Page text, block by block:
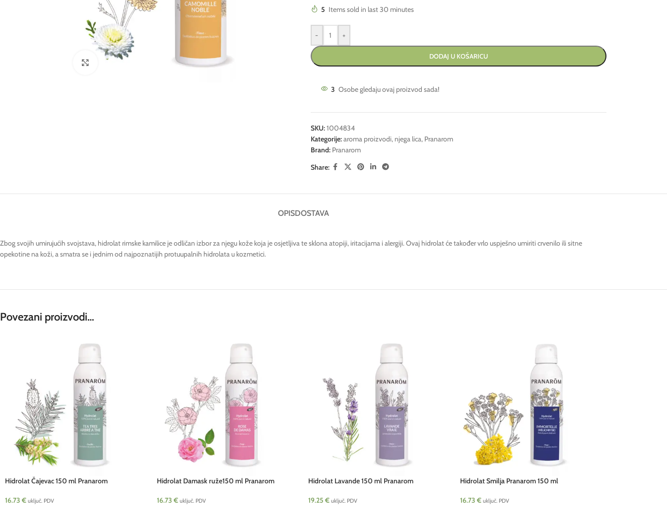
Click to enlarge
5 Items sold in last 30 minutes
- +
DODAJ U KOŠARICU
3 Osobe gledaju ovaj proizvod sada!
SKU:1004834
Kategorije:aroma proizvodi, njega lica, Pranarom
Brand: Pranarom
Share:
OPISDOSTAVA
Zbog svojih umirujućih svojstava, hidrolat rimske kamilice je odličan izbor za njegu kože koja je osjetljiva te sklona atopiji, iritacijama i alergiji. Ovaj hidrolat će također vrlo uspješno umiriti crvenilo ili sitne
opekotine na koži, a smatra se i jednim od najpoznatijih protuupalnih hidrolata u kozmetici.
Povezani proizvodi…
Hidrolat Čajevac 150 ml Pranarom
16.73 € uključ. PDV
Hidrolat Damask ruže150 ml Pranarom
16.73 € uključ. PDV
Hidrolat Lavande 150 ml Pranarom
19.25 € uključ. PDV
Hidrolat Smilja Pranarom 150 ml
16.73 € uključ. PDV